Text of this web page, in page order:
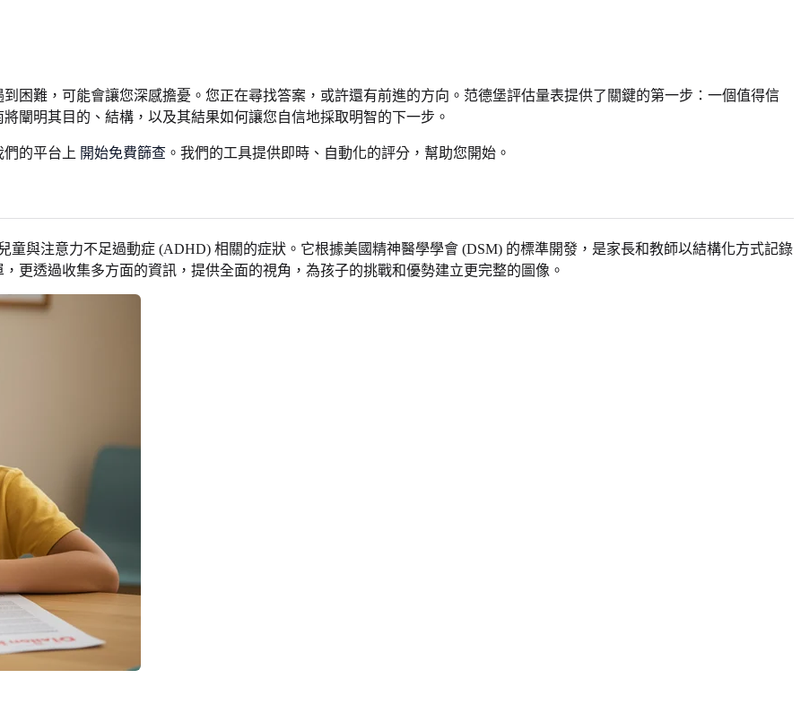
困難，可能會讓您深感擔憂。您正在尋找答案，或許還有前進的方向。范德堡評估量表提供了關鍵的第一步：一個值得信
闡明其目的、結構，以及其結果如何讓您自信地採取明智的下一步。
的平台上 開始免費篩查 。我們的工具提供即時、自動化的評分，幫助您開始。
童與注意力不足過動症 (ADHD) 相關的症狀。它根據美國精神醫學學會 (DSM) 的標準開發，是家長和教師以結構化方式記錄
更透過收集多方面的資訊，提供全面的視角，為孩子的挑戰和優勢建立更完整的圖像。